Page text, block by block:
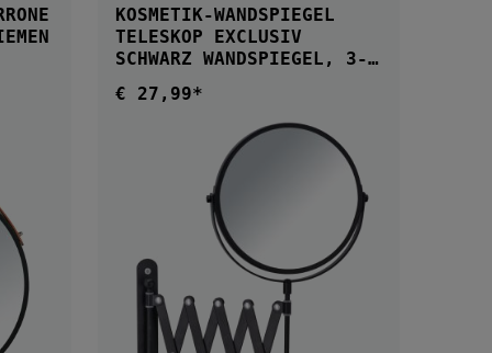
Sternen
KOSMETIK-WANDSPIEGEL
TELESKOP EXCLUSIV
SCHWARZ WANDSPIEGEL, 3-
Regulärer Preis:
€ 27,99*